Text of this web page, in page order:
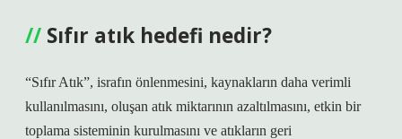
Sıfır atık hedefi nedir?
“Sıfır Atık”, israfın önlenmesini, kaynakların daha verimli
kullanılmasını, oluşan atık miktarının azaltılmasını, etkin bir
toplama sisteminin kurulmasını ve atıkların geri